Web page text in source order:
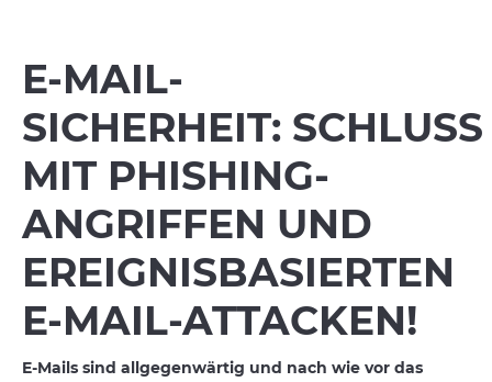
E-MAIL-
SICHERHEIT: SCHLUSS
MIT PHISHING-
ANGRIFFEN UND
EREIGNISBASIERTEN
E-MAIL-ATTACKEN!
E-Mails sind allgegenwärtig und nach wie vor das